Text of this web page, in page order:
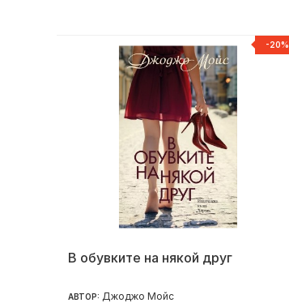
-20%
В обувките на някой друг
АВТОР: Джоджо Мойс